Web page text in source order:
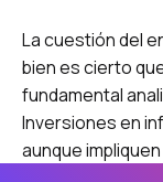
La cuestión del
bien es cierto
fundamental
Inversiones en
aunque